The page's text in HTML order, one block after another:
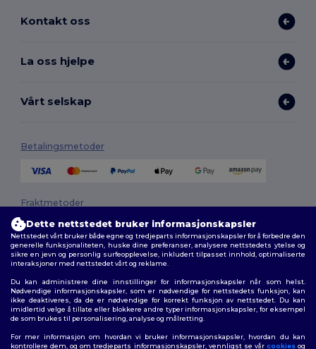
Kontakt oss
La oss hjelpe
Vårt selskap
Betalingsmetoder
Fraktmetoder
Følg oss
Dette nettstedet bruker informasjonskapsler
Nettstedet vårt bruker både egne og tredjeparts informasjonskapsler for å forbedre den
generelle funksjonaliteten, huske dine preferanser, analysere nettstedets ytelse og
sikre en jevn og personlig surfeopplevelse, inkludert tilpasset innhold, optimaliserte
interaksjoner med nettstedet vårt og reklame.
Du kan administrere dine innstillinger for informasjonskapsler når som helst.
Nødvendige informasjonskapsler, som er nødvendige for nettstedets funksjon, kan
ikke deaktiveres, da de er nødvendige for korrekt funksjon av nettstedet. Du kan
imidlertid velge å tillate eller blokkere andre typer informasjonskapsler, for eksempel
de som brukes til personalisering, analyse og målretting.
For mer informasjon om hvordan vi bruker informasjonskapsler, hvordan du kan
kontrollere dem, og om tredjeparts informasjonskapsler, vennligst se vår cookiesog